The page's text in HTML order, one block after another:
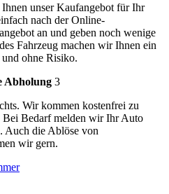
unser Kaufangebot für Ihr
nach der Online-
an und geben noch wenige
Fahrzeug machen wir Ihnen ein
ohne Risiko.
Abholung 3
Wir kommen kostenfrei zu
Bedarf melden wir Ihr Auto
Auch die Ablöse von
wir gern.